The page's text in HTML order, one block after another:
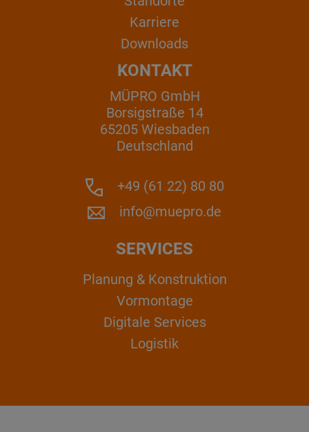
Karriere
Downloads
KONTAKT
MÜPRO GmbH
Borsigstraße 14
65205 Wiesbaden
Deutschland
+49 (61 22) 80 80
info@muepro.de
SERVICES
Planung & Konstruktion
Vormontage
Digitale Services
Logistik